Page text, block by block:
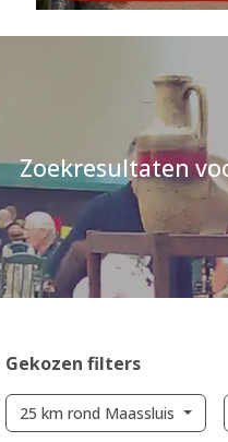
Zoekresultaten
Gekozen filters
25 km rond Maassluis